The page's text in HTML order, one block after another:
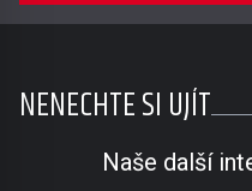
NENECHTE SI UJÍT
Naše další